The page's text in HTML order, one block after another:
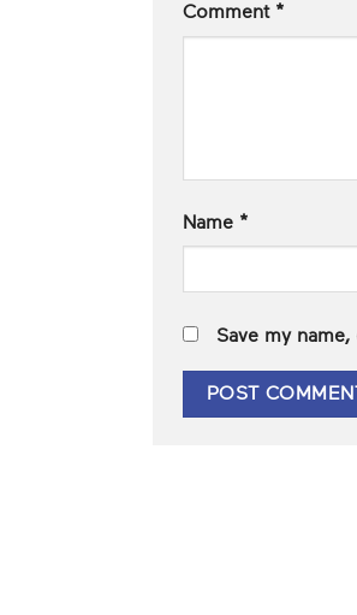
Comment *
Name *
Save my